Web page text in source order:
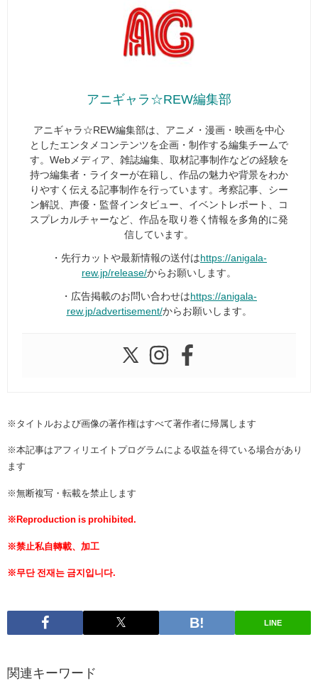
アニギャラ☆REW編集部
アニギャラ☆REW編集部は、アニメ・漫画・映画を中心
としたエンタメコンテンツを企画・制作する編集チームで
す。Webメディア、雑誌編集、取材記事制作などの経験を
持つ編集者・ライターが在籍し、作品の魅力や背景をわか
りやすく伝える記事制作を行っています。考察記事、シー
ン解説、声優・監督インタビュー、イベントレポート、コ
スプレカルチャーなど、作品を取り巻く情報を多角的に発
信しています。
・先行カットや最新情報の送付は https://anigala-
rew.jp/release/からお願いします。
・広告掲載のお問い合わせは https://anigala-
rew.jp/advertisement/からお願いします。
※タイトルおよび画像の著作権はすべて著作者に帰属します
※本記事はアフィリエイトプログラムによる収益を得ている場合があり
ます
※無断複写・転載を禁止します
※Reproduction is prohibited.
※禁止私自轉載、加工
※무단 전재는 금지입니다.
LINE
関連キーワード